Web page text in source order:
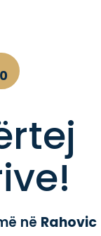
Estate
në Rahovic